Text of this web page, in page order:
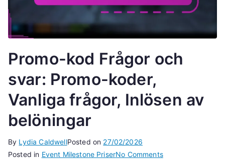
Promo-kod Frågor och
svar: Promo-koder,
Vanliga frågor, Inlösen av
belöningar
By Lydia CaldwellPosted on 27/02/2026
Posted in Event Milestone PriserNo Commentson